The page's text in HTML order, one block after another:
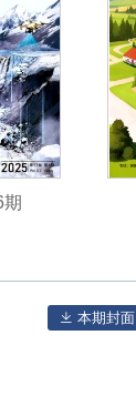
本期封面